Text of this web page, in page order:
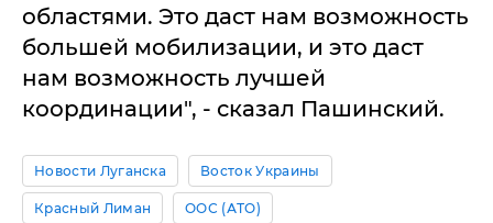
областями. Это даст нам возможность
большей мобилизации, и это даст
нам возможность лучшей
координации", - сказал Пашинский.
Новости Луганска Восток Украины
Красный Лиман ООС (АТО)